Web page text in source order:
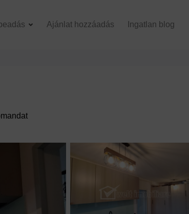
Ajánlat hozzáadás Ingatlan blog